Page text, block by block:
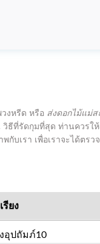
งหรีด หรือ ส่งดอกไม้แม่ส
ธีที่รัดกุมที่สุด ท่านควรให้เ
บเรา เพื่อเราจะได้ตรว
รียง
อุปถัมภ์10